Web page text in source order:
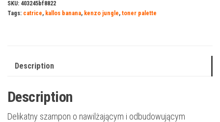
SKU: 403245bf8822
Tags: catrice, kallos banana, kenzo jungle, toner palette
Description
Description
Delikatny szampon o nawilżającym i odbudowującym